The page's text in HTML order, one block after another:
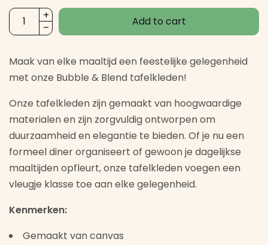
Add to cart
Maak van elke maaltijd een feestelijke gelegenheid
met onze Bubble & Blend tafelkleden!
Onze tafelkleden zijn gemaakt van hoogwaardige
materialen en zijn zorgvuldig ontworpen om
duurzaamheid en elegantie te bieden. Of je nu een
formeel diner organiseert of gewoon je dagelijkse
maaltijden opfleurt, onze tafelkleden voegen een
vleugje klasse toe aan elke gelegenheid.
Kenmerken:
Gemaakt van canvas